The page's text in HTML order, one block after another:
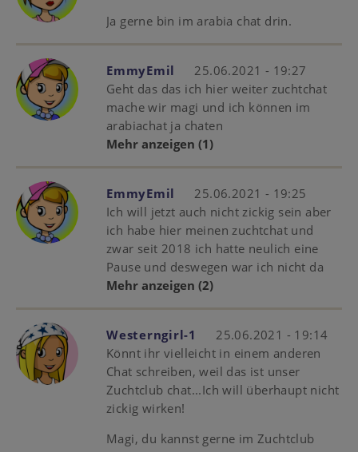
Ja gerne bin im arabia chat drin.
EmmyEmil
25.06.2021 - 19:27
Geht das das ich hier weiter zuchtchat
mache wir magi und ich können im
arabiachat ja chaten
Mehr anzeigen (1)
EmmyEmil
25.06.2021 - 19:25
Ich will jetzt auch nicht zickig sein aber
ich habe hier meinen zuchtchat und
zwar seit 2018 ich hatte neulich eine
Pause und deswegen war ich nicht da
Mehr anzeigen (2)
Westerngirl-1
25.06.2021 - 19:14
Könnt ihr vielleicht in einem anderen
Chat schreiben, weil das ist unser
Zuchtclub chat...Ich will überhaupt nicht
zickig wirken!
Magi, du kannst gerne im Zuchtclub